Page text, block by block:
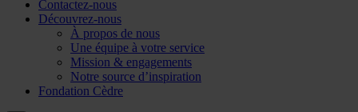
Contactez-nous
Découvrez-nous
À propos de nous
Une équipe à votre service
Mission & engagements
Notre source d’inspiration
Fondation Cèdre